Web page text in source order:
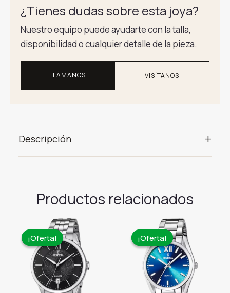
¿Tienes dudas sobre esta joya?
Nuestro equipo puede ayudarte con la talla,
disponibilidad o cualquier detalle de la pieza.
LLÁMANOS VISÍTANOS
Descripción +
Productos relacionados
¡Oferta!
¡Oferta! ¡Oferta!
¡Oferta!